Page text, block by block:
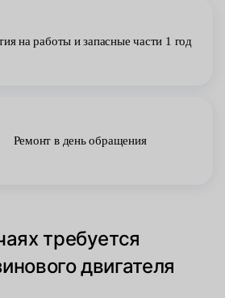
на работы и запасные части 1 год
Ремонт в день обращения
требуется
двигателя